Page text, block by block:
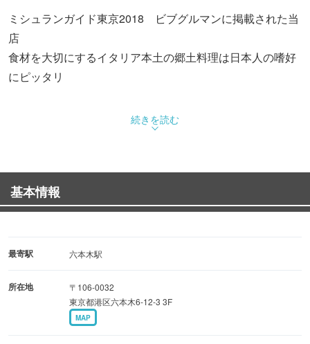
ミシュランガイド東京2018 ビブグルマンに掲載された当
店
食材を大切にするイタリア本土の郷土料理は日本人の嗜好
にピッタリ
ランチ、ディナーコースだけでなくアラカルトでも楽しめ
にも自在に対応致します
イタリア旅行で召し上がったあの味！や、あのワインに合
メニューにお載せしていないメニューもお早めにご相談い
続きを読む
基本情報
最寄駅 六本木駅
所在地
〒106-0032
東京都港区六本木6-12-3 3F
MAP